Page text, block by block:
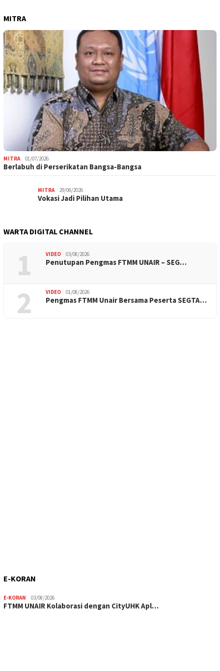
MITRA
MITRA 01/07/2026
Berlabuh di Perserikatan Bangsa-Bangsa
MITRA 29/06/2026
Vokasi Jadi Pilihan Utama
WARTA DIGITAL CHANNEL
1 VIDEO 03/08/2026
Penutupan Pengmas FTMM UNAIR – SEG…
2 VIDEO 01/08/2026
Pengmas FTMM Unair Bersama Peserta SEGTA…
E-KORAN
E-KORAN 03/08/2026
FTMM UNAIR Kolaborasi dengan CityUHK Apl…